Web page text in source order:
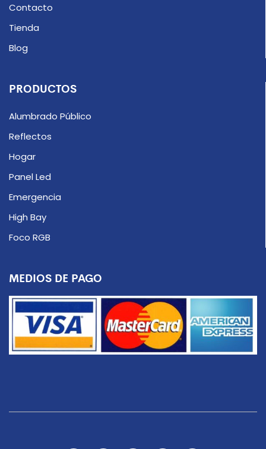
Contacto
Tienda
Blog
PRODUCTOS
Alumbrado Público
Reflectos
Hogar
Panel Led
Emergencia
High Bay
Foco RGB
MEDIOS DE PAGO